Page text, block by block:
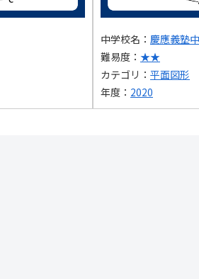
中学校名： 慶應義塾
難易度： ★★
カテゴリ： 平面図形
年度： 2020